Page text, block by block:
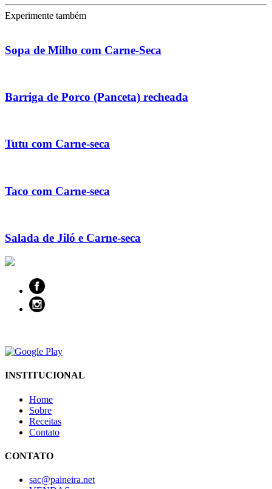
Experimente também
Sopa de Milho com Carne-Seca
Barriga de Porco (Panceta) recheada
Tutu com Carne-seca
Taco com Carne-seca
Salada de Jiló e Carne-seca
INSTITUCIONAL
Home
Sobre
Receitas
Contato
CONTATO
sac@paineira.net